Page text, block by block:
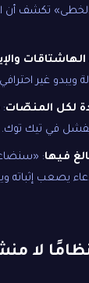
الخطى» تكشف أن
الهاشتاقات
ويبدو غير
لكل المنصّات:
يفشل في تيك توك.
فيها:
يصعب إثباته
لا